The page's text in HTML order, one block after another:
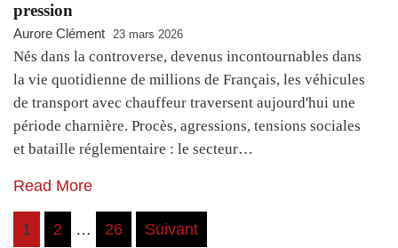
pression
Aurore Clément 23 mars 2026
Nés dans la controverse, devenus incontournables dans
la vie quotidienne de millions de Français, les véhicules
de transport avec chauffeur traversent aujourd'hui une
période charnière. Procès, agressions, tensions sociales
et bataille réglementaire : le secteur…
Read More
Pagination
1 2 … 26 Suivant